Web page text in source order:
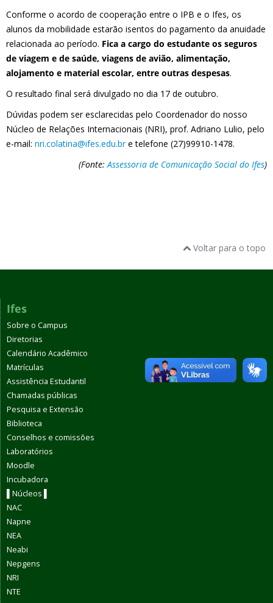
Conforme o acordo de cooperação entre o IPB e o Ifes, os
alunos da mobilidade estarão isentos do pagamento da anuidade
relacionada ao período. Fica a cargo do estudante os seguros
de viagem e de saúde, viagens de avião, alimentação,
alojamento e material escolar, entre outras despesas.
O resultado final será divulgado no dia 17 de outubro.
Dúvidas podem ser esclarecidas pelo Coordenador do nosso
Núcleo de Relações Internacionais (NRI), prof. Adriano Lulio, pelo
e-mail: nri.colatina@ifes.edu.bre telefone (27)99910-1478.
(Fonte:Assessoria de Comunicação Social do Ifes)
Voltar para o topo
Ifes
Sobre o Campus
Diretorias
Calendário Acadêmico
Matrículas
Assistência Estudantil
Chamadas públicas
Pesquisa e Extensão
Biblioteca
Conselhos e comissões
Laboratórios
Moodle
Incubadora
▌Núcleos ▌
NAC
Napne
NEA
Neabi
Nepgens
NRI
NTE